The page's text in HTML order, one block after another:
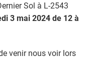
Sol à L-2543
3 mai 2024 de 12 à
venir nous voir lors